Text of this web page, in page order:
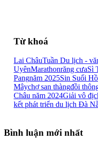
Từ khoá
Lai ChâuTuần Du lịch -
UyênMarathonrăng cưaSì
Pangnăm 2025Sin Suối Hồ
Mâychợ san thàngđồi
Châu năm 2024Giải vô
kết phát triển du lịch Đà
Bình luận mới nhất